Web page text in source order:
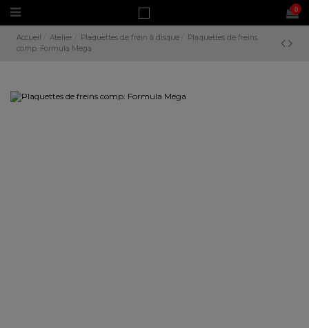
0
Accueil Atelier Plaquettes de frein à disque
Plaquettes de freins
comp. Formula Mega